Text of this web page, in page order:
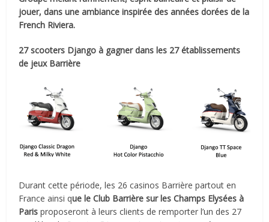
jouer, dans une ambiance inspirée des années dorées de la
French Riviera.
27 scooters Django à gagner dans les 27 établissements
de jeux Barrière
Durant cette période, les 26 casinos Barrière partout en
France ainsi que le Club Barrière sur les Champs Elysées à
Parisproposeront à leurs clients de remporter l’un des 27